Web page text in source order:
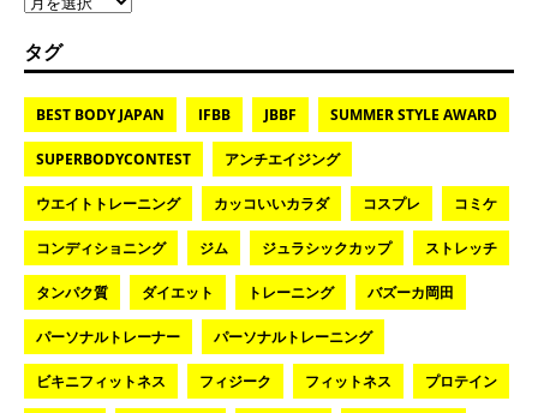
タグ
BEST BODY JAPAN IFBB JBBF SUMMER STYLE AWARD
SUPERBODYCONTEST アンチエイジング
ウエイトトレーニング カッコいいカラダ コスプレ コミケ
コンディショニング ジム ジュラシックカップ ストレッチ
タンパク質 ダイエット トレーニング バズーカ岡田
パーソナルトレーナー パーソナルトレーニング
ビキニフィットネス フィジーク フィットネス プロテイン